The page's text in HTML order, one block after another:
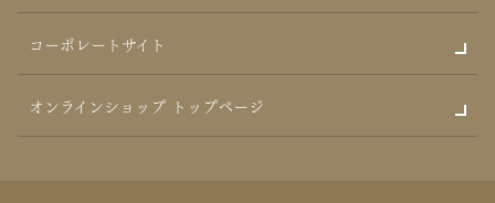
コーポレートサイト
オンラインショップ トップページ